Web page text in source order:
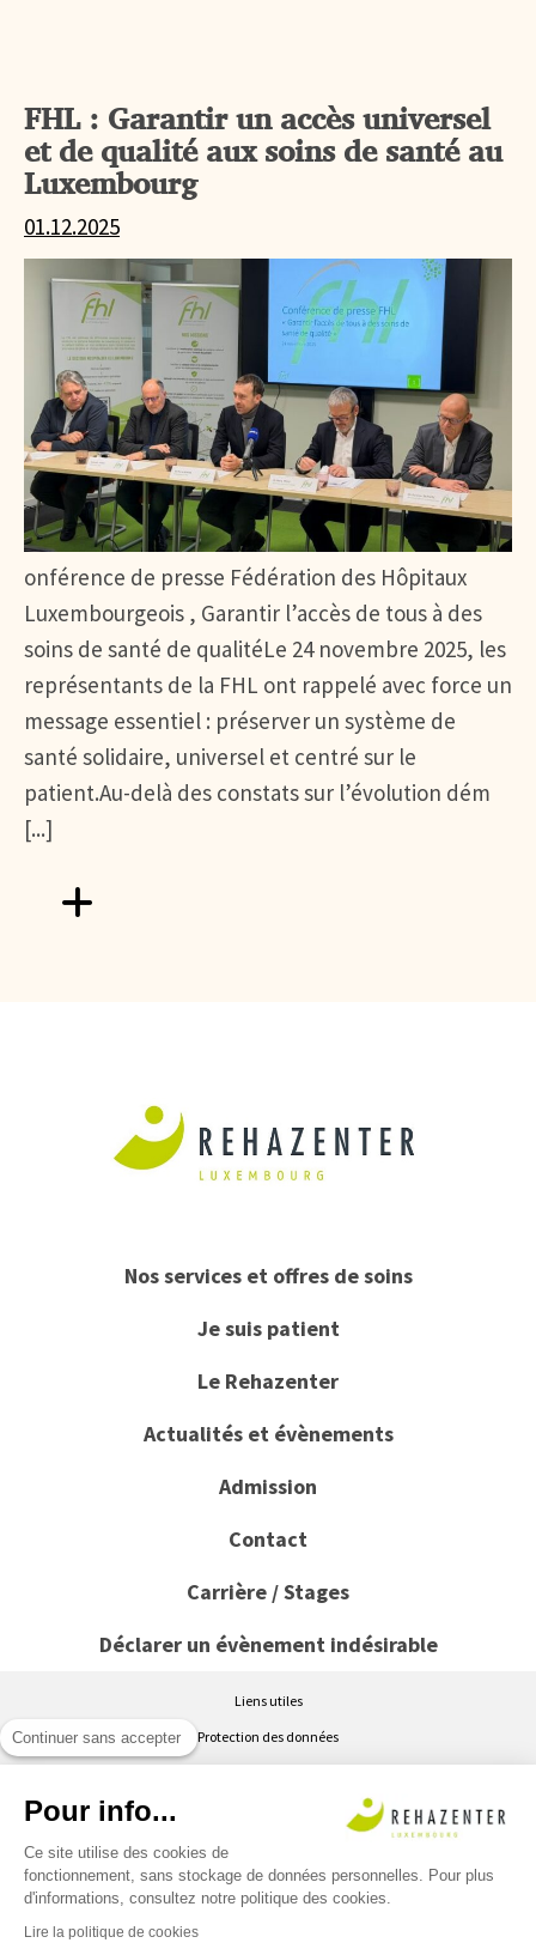
FHL : Garantir un accès universel
et de qualité aux soins de santé au
Luxembourg
01.12.2025
onférence de presse Fédération des Hôpitaux
Luxembourgeois , Garantir l’accès de tous à des
soins de santé de qualitéLe 24 novembre 2025, les
représentants de la FHL ont rappelé avec force un
message essentiel : préserver un système de
santé solidaire, universel et centré sur le
patient.Au-delà des constats sur l’évolution dém
[...]
Aller vers FHL : Garantir un accès universel et de qualité
Nos services et offres de soins
Je suis patient
Le Rehazenter
Actualités et évènements
Admission
Contact
Carrière / Stages
Déclarer un évènement indésirable
Liens utiles
Protection des données
Accessibilité : partiellement conforme
Lanceurs d’alerte
Continuer sans accepter
Pour info...
Ce site utilise des cookies de
fonctionnement, sans stockage de données personnelles. Pour plus
d'informations, consultez notre politique des cookies.
Lire la politique de cookies